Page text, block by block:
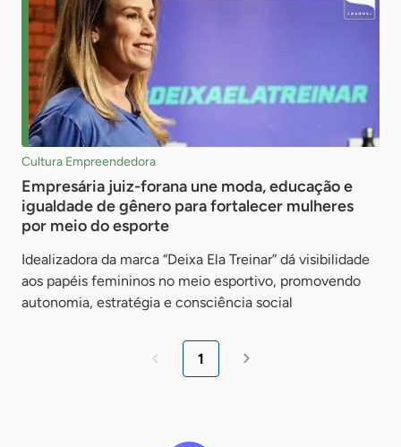
Cultura Empreendedora
Empresária juiz-forana une moda, educação e
igualdade de gênero para fortalecer mulheres
por meio do esporte
Idealizadora da marca “Deixa Ela Treinar” dá visibilidade
aos papéis femininos no meio esportivo, promovendo
autonomia, estratégia e consciência social
1